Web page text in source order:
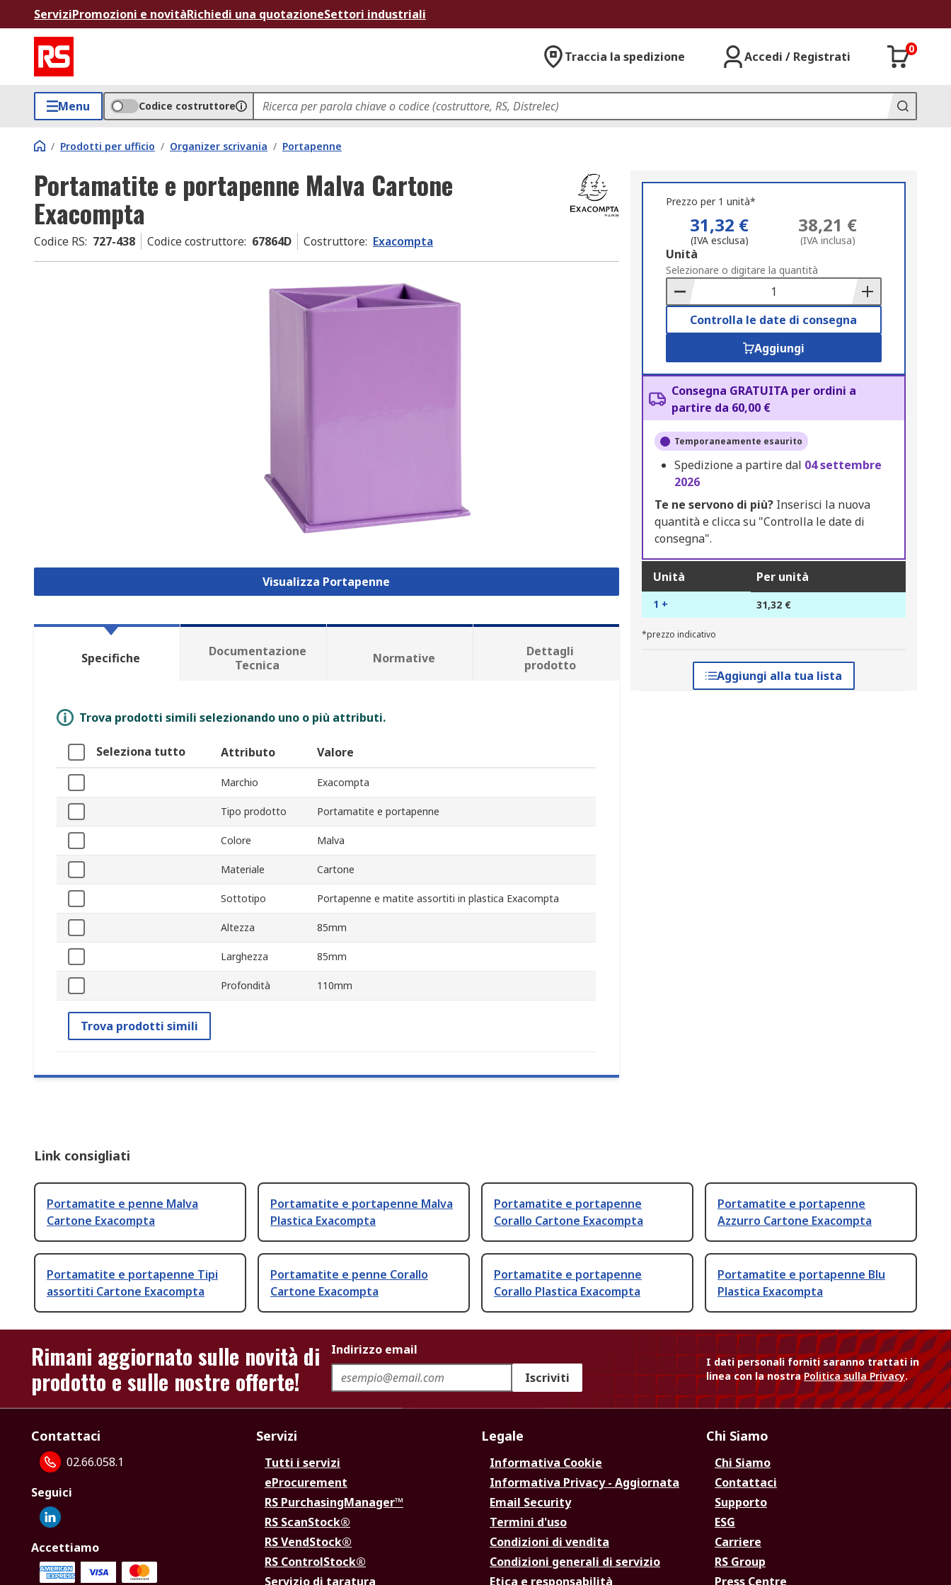
ServiziPromozioni e novitàRichiedi una quotazioneSettori industriali
Traccia la spedizione Accedi / Registrati
0
Menu Codice costruttore
/ Prodotti per ufficio / Organizer scrivania / Portapenne
Portamatite e portapenne Malva Cartone
Exacompta
Codice RS: 727-438 Codice costruttore: 67864D Costruttore: Exacompta
Visualizza Portapenne
Prezzo per 1 unità*
31,32 €
(IVA esclusa)
38,21 €
(IVA inclusa)
Add
to
Basket
Unità
Selezionare o digitare la quantità
Controlla le date di consegna
Aggiungi
Consegna GRATUITA per ordini a
partire da 60,00 €
Temporaneamente esaurito
Spedizione a partire dal 04 settembre
2026
Te ne servono di più?Inserisci la nuova
quantità e clicca su "Controlla le date di
consegna".
Unità Per unità
1 + 31,32 €
*prezzo indicativo
Aggiungi alla tua lista
Specifiche
Documentazione
Tecnica
Normative
Dettagli
prodotto
Trova prodotti simili selezionando uno o più attributi.
Seleziona tutto Attributo Valore
Marchio Exacompta
Tipo prodotto Portamatite e portapenne
Colore Malva
Materiale Cartone
Sottotipo Portapenne e matite assortiti in plastica Exacompta
Altezza 85mm
Larghezza 85mm
Profondità 110mm
Trova prodotti simili
Link consigliati
Portamatite e penne Malva
Cartone Exacompta
Portamatite e portapenne Malva
Plastica Exacompta
Portamatite e portapenne
Corallo Cartone Exacompta
Portamatite e portapenne
Azzurro Cartone Exacompta
Portamatite e portapenne Tipi
assortiti Cartone Exacompta
Portamatite e penne Corallo
Cartone Exacompta
Portamatite e portapenne
Corallo Plastica Exacompta
Portamatite e portapenne Blu
Plastica Exacompta
Rimani aggiornato sulle novità di
prodotto e sulle nostre offerte!
Indirizzo email
Iscriviti
I dati personali forniti saranno trattati in
linea con la nostraPolitica sulla Privacy.
Contattaci
02.66.058.1
Seguici
Accettiamo
Servizi
Tutti i servizi
eProcurement
RS PurchasingManager™
RS ScanStock®
RS VendStock®
RS ControlStock®
Servizio di taratura
Legale
Informativa Cookie
Informativa Privacy - Aggiornata
Email Security
Termini d'uso
Condizioni di vendita
Condizioni generali di servizio
Etica e responsabilità
Chi Siamo
Chi Siamo
Contattaci
Supporto
ESG
Carriere
RS Group
Press Centre